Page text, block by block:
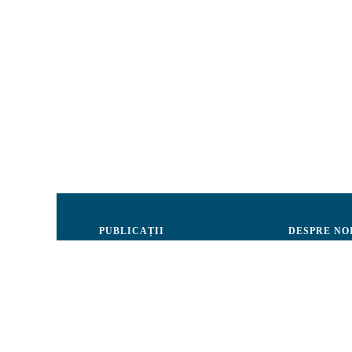
PUBLICAȚII
DESPRE